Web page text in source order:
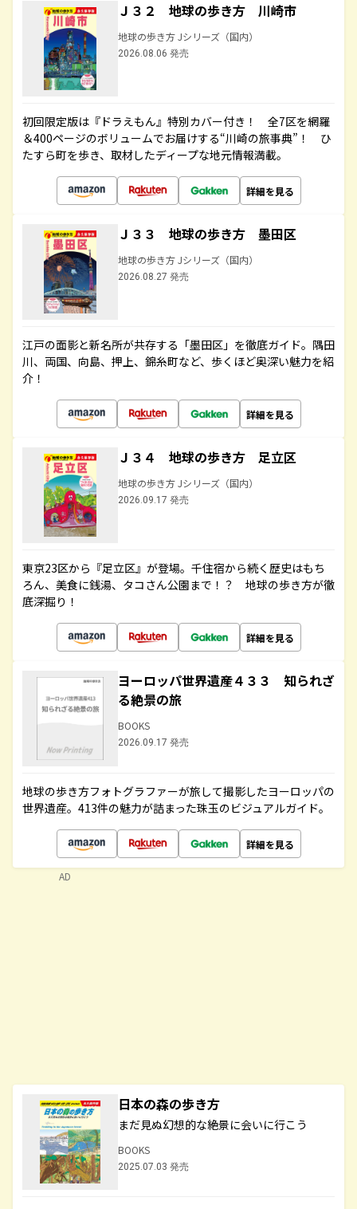
Ｊ３２ 地球の歩き方 川崎市
地球の歩き方 Jシリーズ（国内）
2026.08.06 発売
初回限定版は『ドラえもん』特別カバー付き！ 全7区を網羅
＆400ページのボリュームでお届けする“川崎の旅事典”！ ひ
たすら町を歩き、取材したディープな地元情報満載。
詳細を見る
Ｊ３３ 地球の歩き方 墨田区
地球の歩き方 Jシリーズ（国内）
2026.08.27 発売
江戸の面影と新名所が共存する「墨田区」を徹底ガイド。隅田
川、両国、向島、押上、錦糸町など、歩くほど奥深い魅力を紹
介！
詳細を見る
Ｊ３４ 地球の歩き方 足立区
地球の歩き方 Jシリーズ（国内）
2026.09.17 発売
東京23区から『足立区』が登場。千住宿から続く歴史はもち
ろん、美食に銭湯、タコさん公園まで！？ 地球の歩き方が徹
底深掘り！
詳細を見る
ヨーロッパ世界遺産４３３ 知られざ
る絶景の旅
BOOKS
2026.09.17 発売
地球の歩き方フォトグラファーが旅して撮影したヨーロッパの
世界遺産。413件の魅力が詰まった珠玉のビジュアルガイド。
詳細を見る
日本の森の歩き方
まだ見ぬ幻想的な絶景に会いに行こう
BOOKS
2025.07.03 発売
AD